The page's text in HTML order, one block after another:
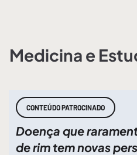
Medicina e
CONTEÚDO PATROCINADO
Doença que
de rim tem novas